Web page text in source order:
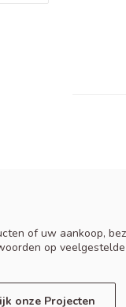
of uw aankoop,
op
onze Projecten